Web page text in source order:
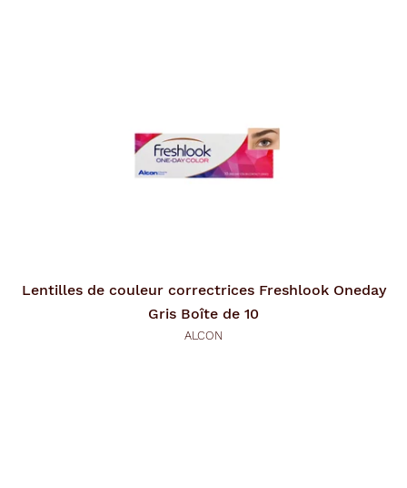
Lentilles de couleur correctrices Freshlook Oneday
Gris Boîte de 10
ALCON